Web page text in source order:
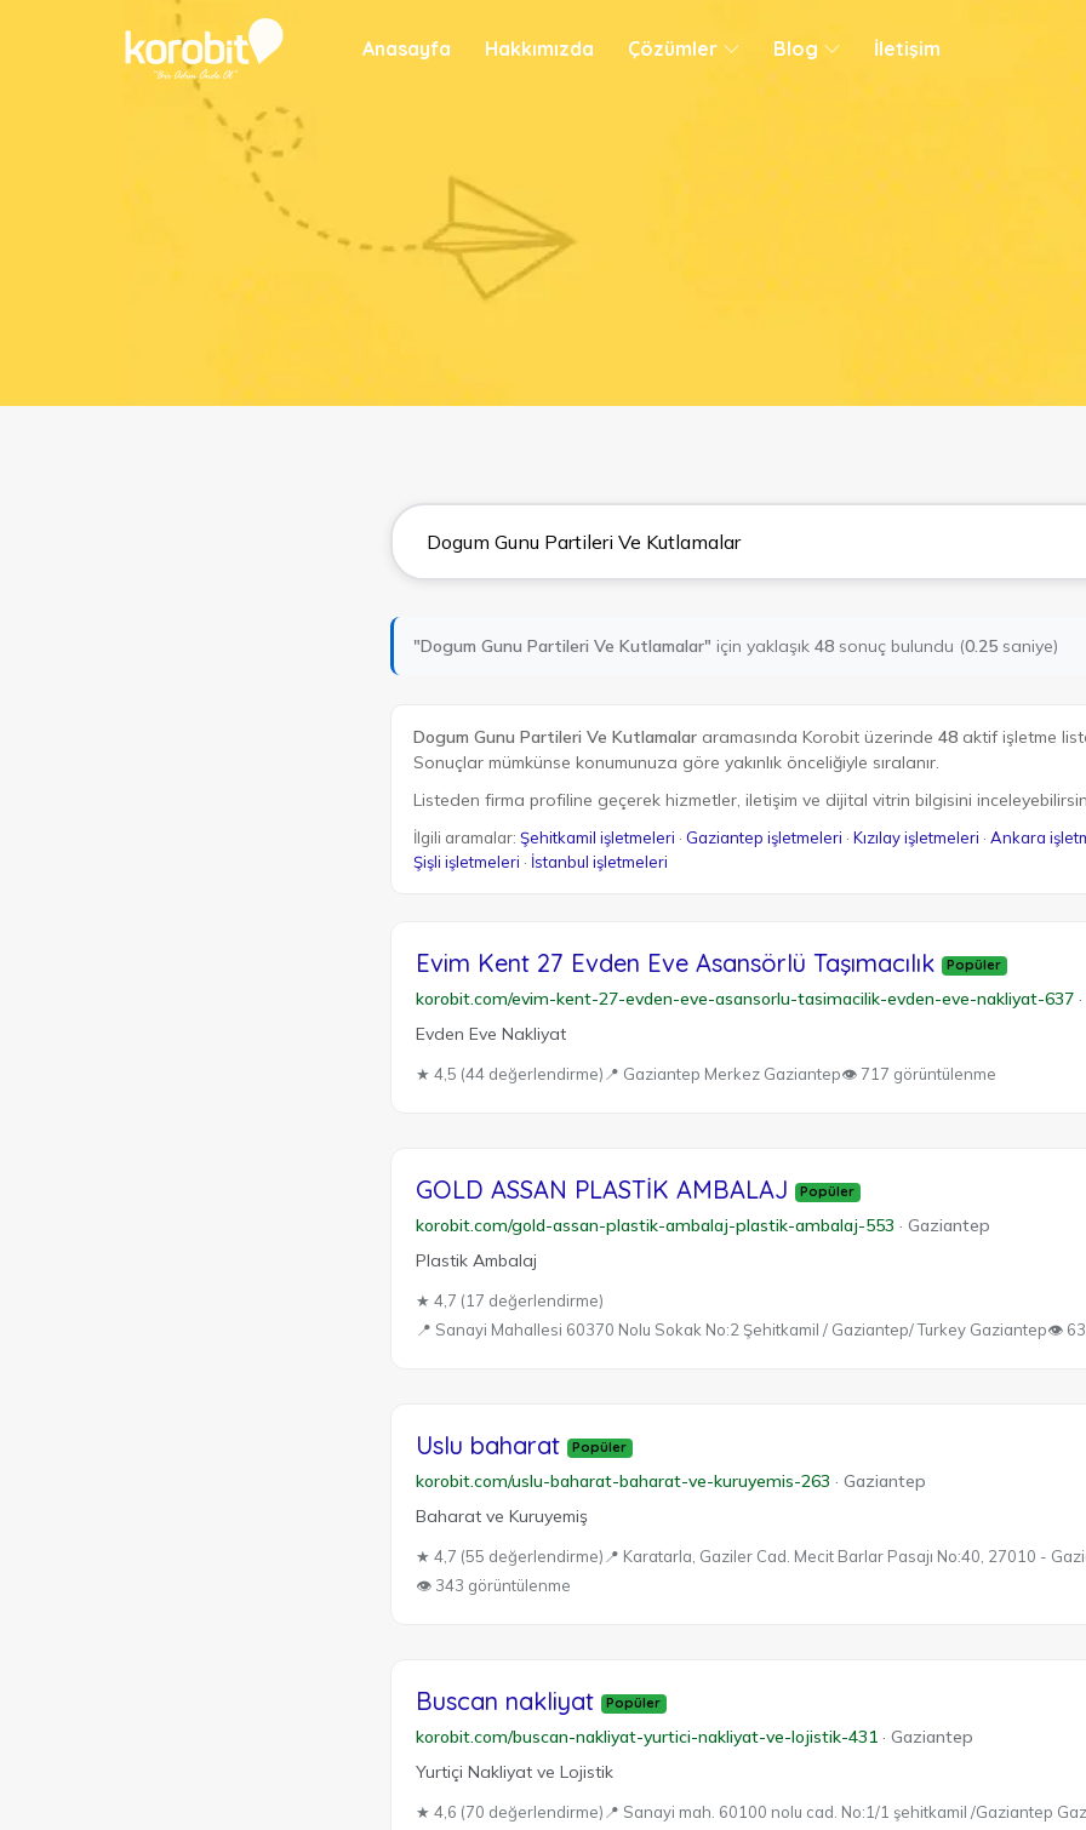
Anasayfa Hakkımızda Çözümler Blog İletişim
Dogum Gunu Partileri Ve
"Dogum Gunu Partileri Ve Kutlamalar" için yaklaşık 48 sonuç bulundu (0.25 saniye)
Dogum Gunu Partileri Ve Kutlamalar aramasında Korobit üzerinde 48 aktif işletme
Sonuçlar mümkünse konumunuza göre yakınlık önceliğiyle sıralanır.
Listeden firma profiline geçerek hizmetler, iletişim ve dijital vitrin bilgisini
İlgili aramalar: Şehitkamil işletmeleri · Gaziantep işletmeleri · Kızılay işletmeleri · Ankara
Şişli işletmeleri · İstanbul işletmeleri
Evim Kent 27 Evden Eve Asansörlü Taşımacılık Popüler
korobit.com/evim-kent-27-evden-eve-asansorlu-tasimacilik-evden-eve-nakliyat-637 ·
Evden Eve Nakliyat
★ 4,5 (44 değerlendirme) 📍 Gaziantep Merkez Gaziantep👁 717 görüntülenme
GOLD ASSAN PLASTİK AMBALAJ Popüler
korobit.com/gold-assan-plastik-ambalaj-plastik-ambalaj-553 · Gaziantep
Plastik Ambalaj
★ 4,7 (17 değerlendirme)
📍 Sanayi Mahallesi 60370 Nolu Sokak No:2 Şehitkamil / Gaziantep/ Turkey Gaziantep👁
Uslu baharat Popüler
korobit.com/uslu-baharat-baharat-ve-kuruyemis-263 · Gaziantep
Baharat ve Kuruyemiş
★ 4,7 (55 değerlendirme) 📍 Karatarla, Gaziler Cad. Mecit Barlar Pasajı No:40, 27010 -
👁 343 görüntülenme
Buscan nakliyat Popüler
korobit.com/buscan-nakliyat-yurtici-nakliyat-ve-lojistik-431 · Gaziantep
Yurtiçi Nakliyat ve Lojistik
★ 4,6 (70 değerlendirme) 📍 Sanayi mah. 60100 nolu cad. No:1/1 şehitkamil /Gaziantep